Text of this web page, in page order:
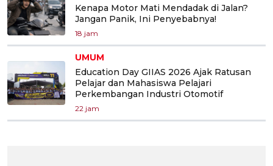
Kenapa Motor Mati Mendadak di Jalan?
Jangan Panik, Ini Penyebabnya!
18 jam
UMUM
Education Day GIIAS 2026 Ajak Ratusan
Pelajar dan Mahasiswa Pelajari
Perkembangan Industri Otomotif
22 jam